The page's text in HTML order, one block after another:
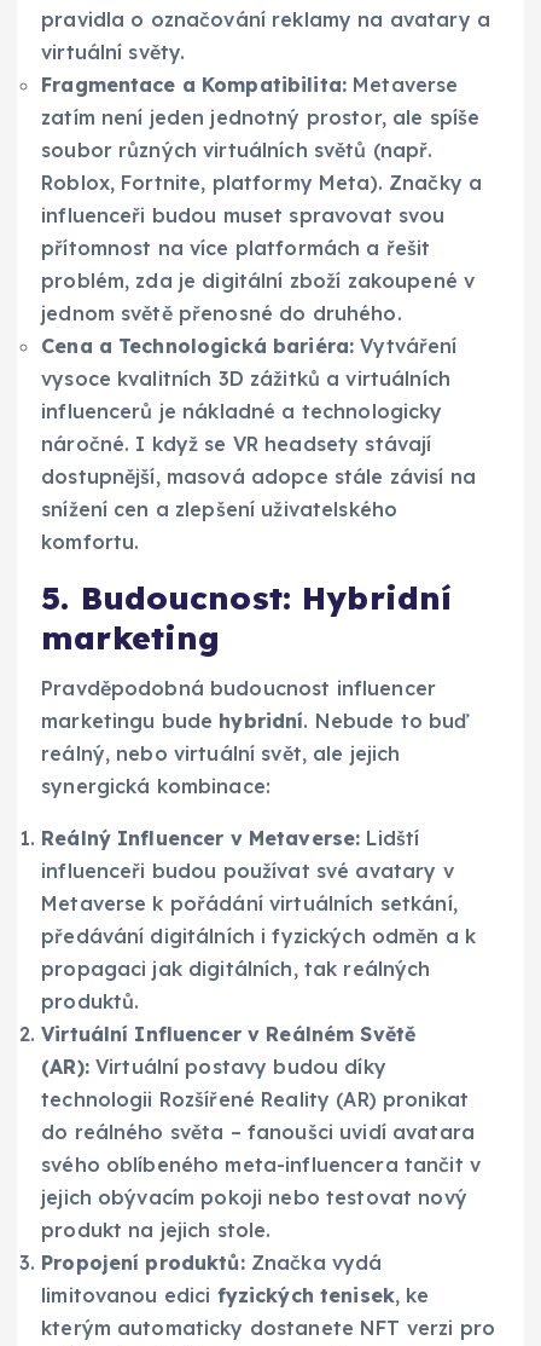
pravidla o označování reklamy na avatary a
virtuální světy.
Fragmentace a Kompatibilita: Metaverse
zatím není jeden jednotný prostor, ale spíše
soubor různých virtuálních světů (např.
Roblox, Fortnite, platformy Meta). Značky a
influenceři budou muset spravovat svou
přítomnost na více platformách a řešit
problém, zda je digitální zboží zakoupené v
jednom světě přenosné do druhého.
Cena a Technologická bariéra: Vytváření
vysoce kvalitních 3D zážitků a virtuálních
influencerů je nákladné a technologicky
náročné. I když se VR headsety stávají
dostupnější, masová adopce stále závisí na
snížení cen a zlepšení uživatelského
komfortu.
5. Budoucnost: Hybridní
marketing
Pravděpodobná budoucnost influencer
marketingu bude hybridní. Nebude to buď
reálný, nebo virtuální svět, ale jejich
synergická kombinace:
Reálný Influencer v Metaverse: Lidští
influenceři budou používat své avatary v
Metaverse k pořádání virtuálních setkání,
předávání digitálních i fyzických odměn a k
propagaci jak digitálních, tak reálných
produktů.
Virtuální Influencer v Reálném Světě
(AR):Virtuální postavy budou díky
technologii Rozšířené Reality (AR) pronikat
do reálného světa – fanoušci uvidí avatara
svého oblíbeného meta-influencera tančit v
jejich obývacím pokoji nebo testovat nový
produkt na jejich stole.
Propojení produktů:Značka vydá
limitovanou edici fyzických tenisek, ke
kterým automaticky dostanete NFT verzi pro